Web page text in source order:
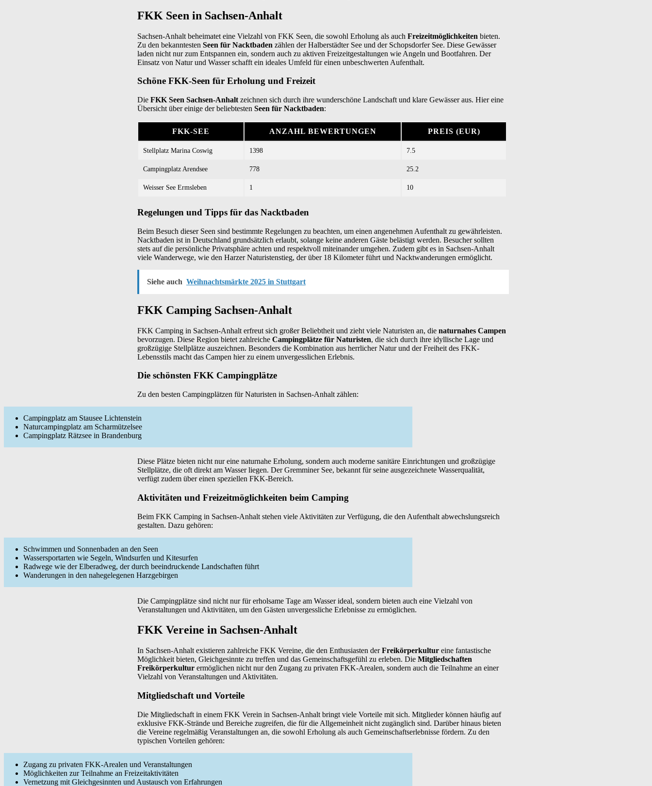
FKK Seen in Sachsen-Anhalt
Sachsen-Anhalt beheimatet eine Vielzahl von FKK Seen, die sowohl Erholung als auch Freizeitmöglichkeiten bieten.
Zu den bekanntesten Seen für Nacktbaden zählen der Halberstädter See und der Schopsdorfer See. Diese Gewässer
laden nicht nur zum Entspannen ein, sondern auch zu aktiven Freizeitgestaltungen wie Angeln und Bootfahren. Der
Einsatz von Natur und Wasser schafft ein ideales Umfeld für einen unbeschwerten Aufenthalt.
Schöne FKK-Seen für Erholung und Freizeit
Die FKK Seen Sachsen-Anhalt zeichnen sich durch ihre wunderschöne Landschaft und klare Gewässer aus. Hier eine
Übersicht über einige der beliebtesten Seen für Nacktbaden:
FKK-SEE ANZAHL BEWERTUNGEN PREIS (EUR)
Stellplatz Marina Coswig 1398 7.5
Campingplatz Arendsee 778 25.2
Weisser See Ermsleben 1 10
Regelungen und Tipps für das Nacktbaden
Beim Besuch dieser Seen sind bestimmte Regelungen zu beachten, um einen angenehmen Aufenthalt zu gewährleisten.
Nacktbaden ist in Deutschland grundsätzlich erlaubt, solange keine anderen Gäste belästigt werden. Besucher sollten
stets auf die persönliche Privatsphäre achten und respektvoll miteinander umgehen. Zudem gibt es in Sachsen-Anhalt
viele Wanderwege, wie den Harzer Naturistenstieg, der über 18 Kilometer führt und Nacktwanderungen ermöglicht.
Siehe auch Weihnachtsmärkte 2025 in Stuttgart
FKK Camping Sachsen-Anhalt
FKK Camping in Sachsen-Anhalt erfreut sich großer Beliebtheit und zieht viele Naturisten an, die naturnahes Campen
bevorzugen. Diese Region bietet zahlreiche Campingplätze für Naturisten, die sich durch ihre idyllische Lage und
großzügige Stellplätze auszeichnen. Besonders die Kombination aus herrlicher Natur und der Freiheit des FKK-
Lebensstils macht das Campen hier zu einem unvergesslichen Erlebnis.
Die schönsten FKK Campingplätze
Zu den besten Campingplätzen für Naturisten in Sachsen-Anhalt zählen:
Campingplatz am Stausee Lichtenstein
Naturcampingplatz am Scharmützelsee
Campingplatz Rätzsee in Brandenburg
Diese Plätze bieten nicht nur eine naturnahe Erholung, sondern auch moderne sanitäre Einrichtungen und großzügige
Stellplätze, die oft direkt am Wasser liegen. Der Gremminer See, bekannt für seine ausgezeichnete Wasserqualität,
verfügt zudem über einen speziellen FKK-Bereich.
Aktivitäten und Freizeitmöglichkeiten beim Camping
Beim FKK Camping in Sachsen-Anhalt stehen viele Aktivitäten zur Verfügung, die den Aufenthalt abwechslungsreich
gestalten. Dazu gehören:
Schwimmen und Sonnenbaden an den Seen
Wassersportarten wie Segeln, Windsurfen und Kitesurfen
Radwege wie der Elberadweg, der durch beeindruckende Landschaften führt
Wanderungen in den nahegelegenen Harzgebirgen
Die Campingplätze sind nicht nur für erholsame Tage am Wasser ideal, sondern bieten auch eine Vielzahl von
Veranstaltungen und Aktivitäten, um den Gästen unvergessliche Erlebnisse zu ermöglichen.
FKK Vereine in Sachsen-Anhalt
In Sachsen-Anhalt existieren zahlreiche FKK Vereine, die den Enthusiasten derFreikörperkultur eine fantastische
Möglichkeit bieten, Gleichgesinnte zu treffen und das Gemeinschaftsgefühl zu erleben. Die Mitgliedschaften
Freikörperkultur ermöglichen nicht nur den Zugang zu privaten FKK-Arealen, sondern auch die Teilnahme an einer
Vielzahl von Veranstaltungen und Aktivitäten.
Mitgliedschaft und Vorteile
Die Mitgliedschaft in einem FKK Verein in Sachsen-Anhalt bringt viele Vorteile mit sich. Mitglieder können häufig auf
exklusive FKK-Strände und Bereiche zugreifen, die für die Allgemeinheit nicht zugänglich sind. Darüber hinaus bieten
die Vereine regelmäßig Veranstaltungen an, die sowohl Erholung als auch Gemeinschaftserlebnisse fördern. Zu den
typischen Vorteilen gehören:
Zugang zu privaten FKK-Arealen und Veranstaltungen
Möglichkeiten zur Teilnahme an Freizeitaktivitäten
Vernetzung mit Gleichgesinnten und Austausch von Erfahrungen